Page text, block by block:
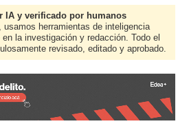
IA y verificado por humanos
usamos herramientas de inteligencia
la investigación y redacción. Todo el
revisado, editado y aprobado.